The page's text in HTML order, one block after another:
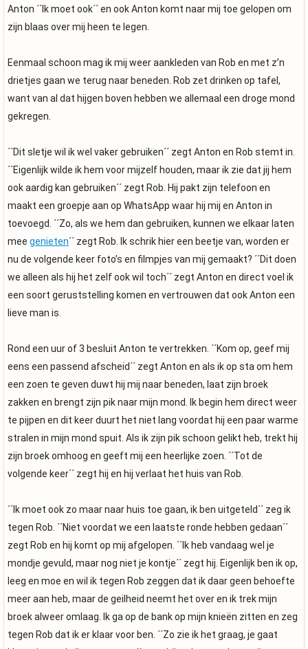
Anton ´´Ik moet ook´´ en ook Anton komt naar mij toe gelopen om
zijn blaas over mij heen te legen.
Eenmaal schoon mag ik mij weer aankleden van Rob en met z’n
drietjes gaan we terug naar beneden. Rob zet drinken op tafel,
want van al dat hijgen boven hebben we allemaal een droge mond
gekregen.
´´Dit sletje wil ik wel vaker gebruiken´´ zegt Anton en Rob stemt in.
´´Eigenlijk wilde ik hem voor mijzelf houden, maar ik zie dat jij hem
ook aardig kan gebruiken´´ zegt Rob. Hij pakt zijn telefoon en
maakt een groepje aan op WhatsApp waar hij mij en Anton in
toevoegd. ´´Zo, als we hem dan gebruiken, kunnen we elkaar laten
mee genieten´´ zegt Rob. Ik schrik hier een beetje van, worden er
nu de volgende keer foto’s en filmpjes van mij gemaakt? ´´Dit doen
we alleen als hij het zelf ook wil toch´´ zegt Anton en direct voel ik
een soort geruststelling komen en vertrouwen dat ook Anton een
lieve man is.
Rond een uur of 3 besluit Anton te vertrekken. ´´Kom op, geef mij
eens een passend afscheid´´ zegt Anton en als ik op sta om hem
een zoen te geven duwt hij mij naar beneden, laat zijn broek
zakken en brengt zijn pik naar mijn mond. Ik begin hem direct weer
te pijpen en dit keer duurt het niet lang voordat hij een paar warme
stralen in mijn mond spuit. Als ik zijn pik schoon gelikt heb, trekt hij
zijn broek omhoog en geeft mij een heerlijke zoen. ´´Tot de
volgende keer´´ zegt hij en hij verlaat het huis van Rob.
´´Ik moet ook zo maar naar huis toe gaan, ik ben uitgeteld´´ zeg ik
tegen Rob. ´´Niet voordat we een laatste ronde hebben gedaan´´
zegt Rob en hij komt op mij afgelopen. ´´Ik heb vandaag wel je
mondje gevuld, maar nog niet je kontje´´ zegt hij. Eigenlijk ben ik op,
leeg en moe en wil ik tegen Rob zeggen dat ik daar geen behoefte
meer aan heb, maar de geilheid neemt het over en ik trek mijn
broek alweer omlaag. Ik ga op de bank op mijn knieën zitten en zeg
tegen Rob dat ik er klaar voor ben. ´´Zo zie ik het graag, je gaat